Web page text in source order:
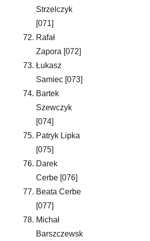
Strzelczyk
[071]
Rafał
Zapora [072]
Łukasz
Samiec [073]
Bartek
Szewczyk
[074]
Patryk Lipka
[075]
Darek
Cerbe [076]
Beata Cerbe
[077]
Michał
Barszczewsk